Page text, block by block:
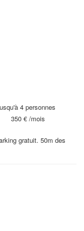
4 personnes
350 € /mois
gratuit. 50m des